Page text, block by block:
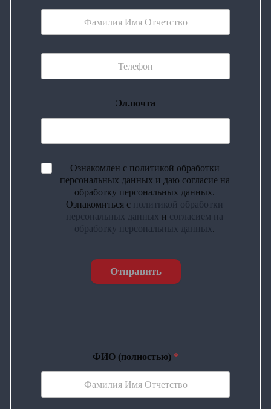
Эл.почта
Ознакомлен с политикой обработки
персональных данных и даю согласие на
обработку персональных данных.
Ознакомиться с политикой обработки
персональных данных и согласием на
обработку персональных данных.
Отправить
ФИО (полностью) *